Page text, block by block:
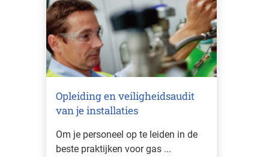
Opleiding en veiligheidsaudit
van je installaties
Om je personeel op te leiden in de
beste praktijken voor gas ...